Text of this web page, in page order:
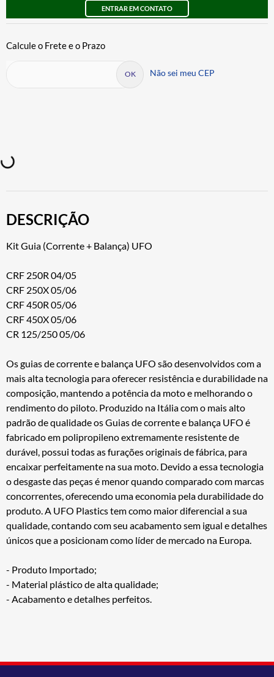
ENTRAR EM CONTATO
Não sei meu CEP
DESCRIÇÃO
Kit Guia (Corrente + Balança) UFO
CRF 250R 04/05
CRF 250X 05/06
CRF 450R 05/06
CRF 450X 05/06
CR 125/250 05/06
Os guias de corrente e balança UFO são desenvolvidos com a
mais alta tecnologia para oferecer resistência e durabilidade na
composição, mantendo a potência da moto e melhorando o
rendimento do piloto. Produzido na Itália com o mais alto
padrão de qualidade os Guias de corrente e balança UFO é
fabricado em polipropileno extremamente resistente de
durável, possui todas as furações originais de fábrica, para
encaixar perfeitamente na sua moto. Devido a essa tecnologia
o desgaste das peças é menor quando comparado com marcas
concorrentes, oferecendo uma economia pela durabilidade do
produto. A UFO Plastics tem como maior diferencial a sua
qualidade, contando com seu acabamento sem igual e detalhes
únicos que a posicionam como líder de mercado na Europa.
- Produto Importado;
- Material plástico de alta qualidade;
- Acabamento e detalhes perfeitos.